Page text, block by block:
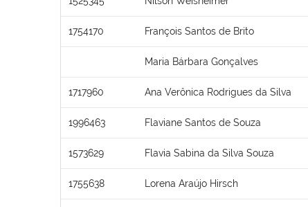
1754170 François Santos de Brito
Maria Bárbara Gonçalves
1717960 Ana Verônica Rodrigues da Silva
1996463 Flaviane Santos de Souza
1573629 Flavia Sabina da Silva Souza
1755638 Lorena Araújo Hirsch